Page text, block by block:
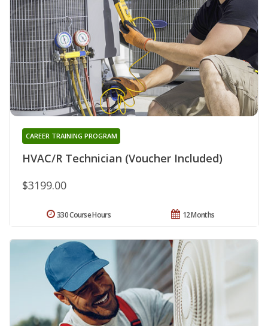
HVAC/R Technician (Voucher Included)
CAREER TRAINING PROGRAM
$3199.00
12 Months
330 Course Hours